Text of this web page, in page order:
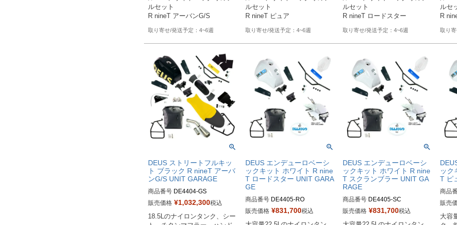
ルセット
R nineT アーバンG/S
4~6週
ルセット
R nineT ピュア
4~6週
ルセット
R nineT ロードスター
4~6週
ルセ
R
DEUS ストリートフルキッ
ト ブラック R nineT アーバ
ンG/S UNIT GARAGE
商品番号 DE4404-GS
発注時に車種とユーロ認証選択
販売価格 ¥1,032,300税込
18.5Lのナイロンタンク、シー
DEUS エンデューロベーシ
ックキット ホワイト R nine
T ロードスター UNIT GARA
GE
商品番号 DE4405-RO
販売価格 ¥831,700税込
DEUS エンデューロベーシ
ックキット ホワイト R nine
T スクランブラー UNIT GA
RAGE
商品番号 DE4405-SC
販売価格 ¥831,700税込
ック
T ピ
商品
発注
販売
大容